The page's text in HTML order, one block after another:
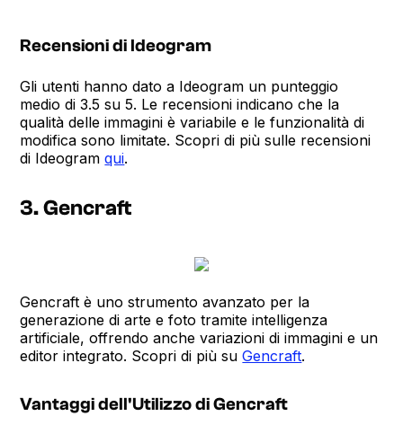
Recensioni di Ideogram
Gli utenti hanno dato a Ideogram un punteggio
medio di 3.5 su 5. Le recensioni indicano che la
qualità delle immagini è variabile e le funzionalità di
modifica sono limitate. Scopri di più sulle recensioni
di Ideogramqui.
3. Gencraft
Gencraft è uno strumento avanzato per la
generazione di arte e foto tramite intelligenza
artificiale, offrendo anche variazioni di immagini e un
editor integrato. Scopri di più suGencraft.
Vantaggi dell'Utilizzo di Gencraft